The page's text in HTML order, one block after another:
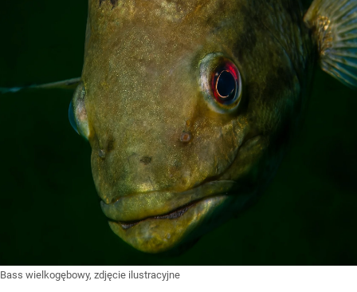
Bass wielkogębowy, zdjęcie ilustracyjne